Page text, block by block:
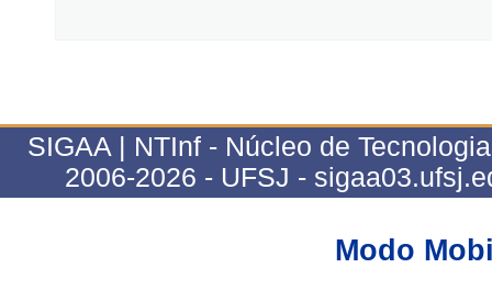
SIGAA | NTInf - Núcleo de
2006-2026 - UFSJ -
Modo